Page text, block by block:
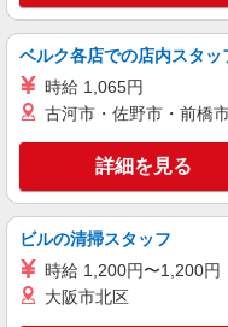
時給
通費全支
キープ
派遣社員
株式会社kotrio /●KB-H-
豊岡駅
サポー
時
ベルク各店での店内スタッ
時給 1,065円
古河市・佐野市・前橋
詳細を見る
ビルの清掃スタッフ
時給 1,200円〜1,200円
大阪市北区